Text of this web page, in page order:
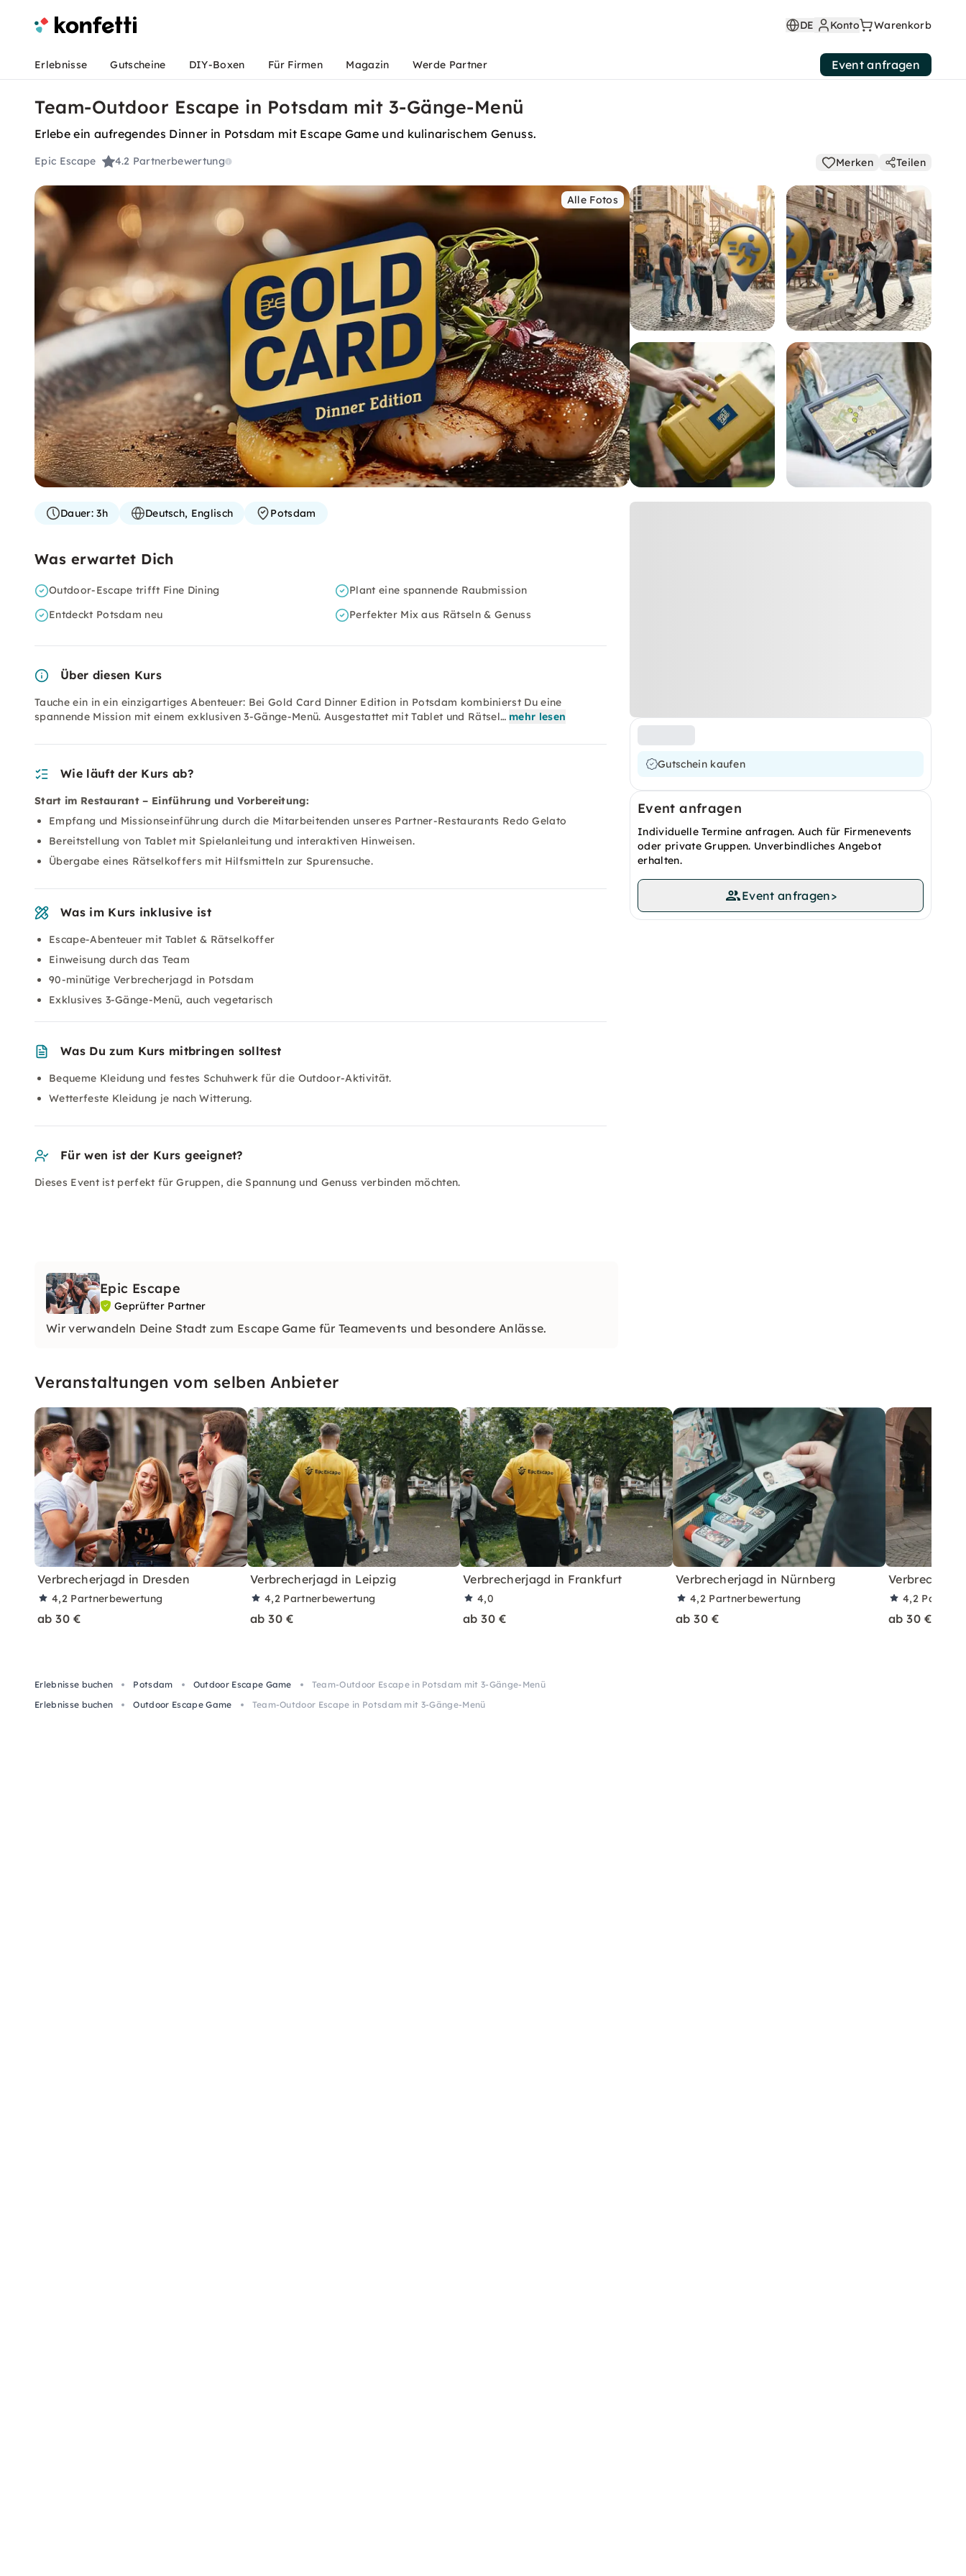
DE Konto Warenkorb
Erlebnisse Gutscheine DIY-Boxen Für Firmen Magazin Werde Partner Event anfragen
Team-Outdoor Escape in Potsdam mit 3-Gänge-Menü
Erlebe ein aufregendes Dinner in Potsdam mit Escape Game und kulinarischem Genuss.
Epic Escape 4.2 Partnerbewertung Merken Teilen
Alle Fotos
Gutschein kaufen
Event anfragen
Individuelle Termine anfragen. Auch für Firmenevents
oder private Gruppen. Unverbindliches Angebot
erhalten.
Event anfragen>
Dauer:3h Deutsch, Englisch Potsdam
Was erwartet Dich
Outdoor-Escape trifft Fine Dining
Plant eine spannende Raubmission
Entdeckt Potsdam neu
Perfekter Mix aus Rätseln & Genuss
Über diesen Kurs
Tauche ein in ein einzigartiges Abenteuer: Bei Gold Card Dinner Edition in Potsdam kombinierst Du eine
spannende Mission mit einem exklusiven 3-Gänge-Menü. Ausgestattet mit Tablet und Rätsel… mehr lesen
Wie läuft der Kurs ab?
Start im Restaurant – Einführung und Vorbereitung:
Empfang und Missionseinführung durch die Mitarbeitenden unseres Partner-Restaurants Redo Gelato
Bereitstellung von Tablet mit Spielanleitung und interaktiven Hinweisen.
Übergabe eines Rätselkoffers mit Hilfsmitteln zur Spurensuche.
Was im Kurs inklusive ist
Escape-Abenteuer mit Tablet & Rätselkoffer
Einweisung durch das Team
90-minütige Verbrecherjagd in Potsdam
Exklusives 3-Gänge-Menü, auch vegetarisch
Was Du zum Kurs mitbringen solltest
Bequeme Kleidung und festes Schuhwerk für die Outdoor-Aktivität.
Wetterfeste Kleidung je nach Witterung.
Für wen ist der Kurs geeignet?
Dieses Event ist perfekt für Gruppen, die Spannung und Genuss verbinden möchten.
Epic Escape
Geprüfter Partner
Wir verwandeln Deine Stadt zum Escape Game für Teamevents und besondere Anlässe.
Veranstaltungen vom selben Anbieter
Verbrecherjagd in Dresden
4,2 Partnerbewertung
ab 30 €
Verbrecherjagd in Leipzig
4,2 Partnerbewertung
ab 30 €
Verbrecherjagd in Frankfurt
4,0
ab 30 €
Verbrecherjagd in Nürnberg
4,2 Partnerbewertung
ab 30 €
4,2
ab 30 €
Erlebnisse buchen Potsdam Outdoor Escape Game
Team-Outdoor Escape in Potsdam mit 3-Gänge-Menü
Erlebnisse buchen
Outdoor Escape Game Team-Outdoor Escape in Potsdam mit 3-Gänge-Menü